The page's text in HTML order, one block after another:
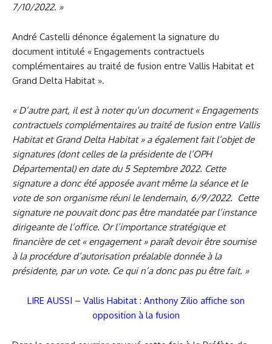
7/10/2022. »
André Castelli dénonce également la signature du
document intitulé « Engagements contractuels
complémentaires au traité de fusion entre Vallis Habitat et
Grand Delta Habitat ».
« D’autre part, il est à noter qu’un document « Engagements
contractuels complémentaires au traité de fusion entre Vallis
Habitat et Grand Delta Habitat » a également fait l’objet de
signatures (dont celles de la présidente de l’OPH
Départemental) en date du 5 Septembre 2022. Cette
signature a donc été apposée avant même la séance et le
vote de son organisme réuni le lendemain, 6/9/2022. Cette
signature ne pouvait donc pas être mandatée par l’instance
dirigeante de l’office. Or l’importance stratégique et
financière de cet « engagement » paraît devoir être soumise
à la procédure d’autorisation préalable donnée à la
présidente, par un vote. Ce qui n’a donc pas pu être fait. »
LIRE AUSSI – Vallis Habitat : Anthony Zilio affiche son
opposition à la fusion